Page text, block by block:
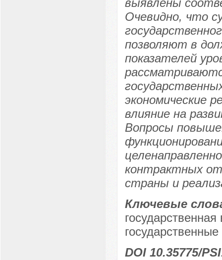
выявлены
Очевидно, что
позволяют в
показателей
экономические
влияние на
Вопросы
контрактных
страны и
Ключевые
DOI 10.35775/